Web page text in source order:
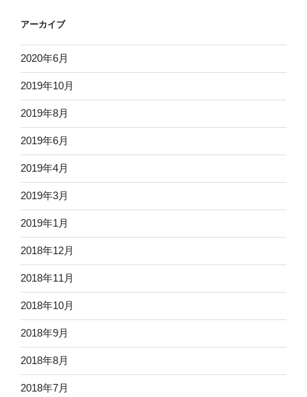
アーカイブ
2020年6月
2019年10月
2019年8月
2019年6月
2019年4月
2019年3月
2019年1月
2018年12月
2018年11月
2018年10月
2018年9月
2018年8月
2018年7月